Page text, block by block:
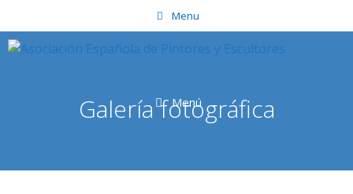
al
contenido
Menu
Menú
Galería fotográfica